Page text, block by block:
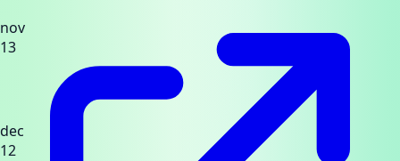
nov
13
dec
12